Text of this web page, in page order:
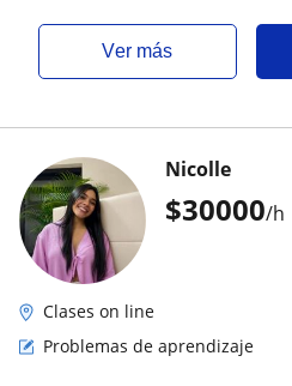
ver más
$30000/h
Nicolle
Clases on line
Problemas de aprendizaje